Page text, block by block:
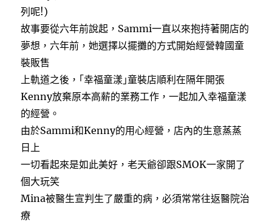
列呢!)
故事要從六年前說起，Sammi一直以來抱持著開店的
夢想，六年前，她選擇以擺攤的方式開始經營韓國童
裝販售
上軌道之後，｢幸福童漾｣童裝店順利在隔年開張
Kenny放棄原本高薪的業務工作，一起加入幸福童漾
的經營。
由於Sammi和Kenny的用心經營，店內的生意蒸蒸
日上
一切看起來是如此美好，老天爺卻跟SMOK一家開了
個大玩笑
Mina被醫生宣判生了嚴重的病，必須常常往返醫院治
療